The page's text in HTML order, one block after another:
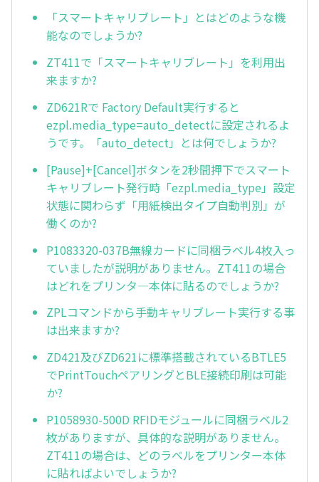
「スマートキャリブレート」とはどのような機
能なのでしょうか?
ZT411で「スマートキャリブレート」を利用出
来ますか?
ZD621Rで Factory Default実行すると
ezpl.media_type=auto_detectに設定されるよ
うです。「auto_detect」とは何でしょうか?
[Pause]+[Cancel]ボタンを2秒間押下でスマート
キャリブレート発行時「ezpl.media_type」設定
状態に関わらず「用紙検出タイプ自動判別」が
働くのか?
P1083320-037B無線カードに同梱ラベル4枚入っ
ていましたが説明がありません。ZT411の場合
はどれをプリンタ—本体に貼るのでしょうか?
ZPLコマンドから手動キャリブレート実行する事
は出来ますか?
ZD421及びZD621に標準搭載されているBTLE5
でPrintTouchペアリングとBLE接続印刷は可能
か?
P1058930-500D RFIDモジュールに同梱ラベル2
枚がありますが、具体的な説明がありません。
ZT411の場合は、どのラベルをプリンター本体
に貼ればよいでしょうか?